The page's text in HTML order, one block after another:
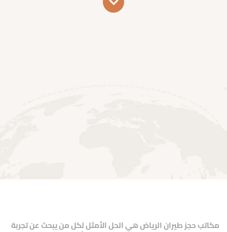
مكاتب حجز طيران الرياضهي الحل الأمثل لكل من يبحث عن تجربة